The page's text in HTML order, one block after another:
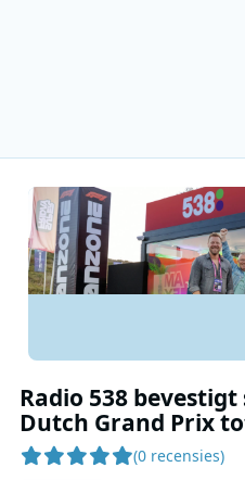
Radio 538
Dutch Grand Prix
(0 recensies)